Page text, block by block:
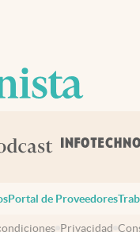
Portal de Proveedores
Privacidad